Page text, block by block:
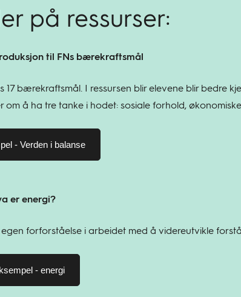
på ressurser:
til FNs bærekraftsmål
bærekraftsmål. I ressursen blir elevene blir bedre
å ha tre tanke i hodet: sosiale forhold,
- Verden i balanse
er energi?
forforståelse i arbeidet med å videreutvikle
- energi